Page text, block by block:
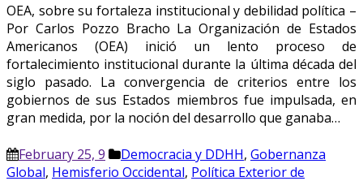
OEA, sobre su fortaleza institucional y debilidad política –
Por Carlos Pozzo Bracho La Organización de Estados
Americanos (OEA) inició un lento proceso de
fortalecimiento institucional durante la última década del
siglo pasado. La convergencia de criterios entre los
gobiernos de sus Estados miembros fue impulsada, en
gran medida, por la noción del desarrollo que ganaba…
February 25, 9 Democracia y DDHH, Gobernanza
Global, Hemisferio Occidental, Política Exterior de